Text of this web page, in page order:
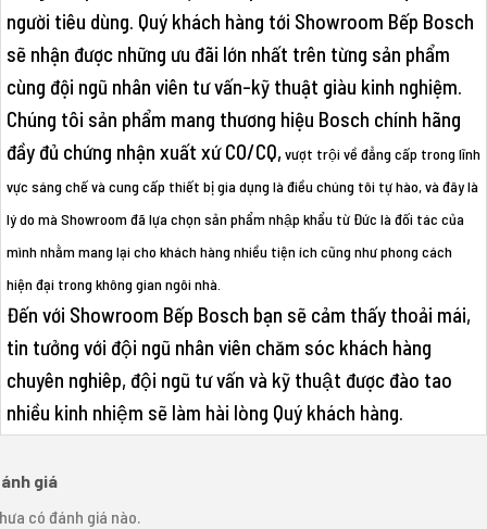
người tiêu dùng. Quý khách hàng tới Showroom Bếp Bosch
sẽ nhận được những ưu đãi lớn nhất trên từng sản phẩm
cùng đội ngũ nhân viên tư vấn-kỹ thuật giàu kinh nghiệm.
Chúng tôi sản phẩm mang thương hiệu Bosch chính hãng
đầy đủ chứng nhận xuất xứ CO/CQ, vượt trội về đẳng cấp trong lĩnh
vực sáng chế và cung cấp thiết bị gia dụng là điều chúng tôi tự hào, và đây là
lý do mà Showroom đã lựa chọn sản phẩm nhập khẩu từ Đức là đối tác của
mình nhằm mang lại cho khách hàng nhiều tiện ích cũng như phong cách
hiện đại trong không gian ngôi nhà.
Đến với Showroom Bếp Bosch bạn sẽ cảm thấy thoải mái,
tin tưởng với đội ngũ nhân viên chăm sóc khách hàng
chuyên nghiêp, đội ngũ tư vấn và kỹ thuật được đào tao
nhiều kinh nhiệm sẽ làm hài lòng Quý khách hàng.
giá
có đánh giá nào.